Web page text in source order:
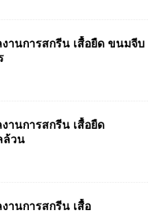
งานการสกรีน เสื้อยืด ขนมจีบ
านการสกรีน เสื้อยืด
ล้วน
านการสกรีน เสื้อ